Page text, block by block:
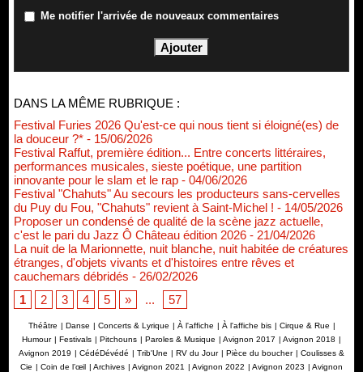
Me notifier l'arrivée de nouveaux commentaires
DANS LA MÊME RUBRIQUE :
Festival Furies 2026 Qu'est-ce qui nous tient si éloigné(es) de
la douceur ?* - 15/06/2026
Festival Raffut, première édition... Entre concerts littéraires,
performances musicales, sieste poétique, une partition
innovante pour le slam et le rap - 04/06/2026
Festival "Chahuts" Au secours les producteurs sans-cervelles
du Puy du Fou, "Chahuts" revient à Saint-Michel ! - 14/05/2026
Proposer un condensé de qualité de la scène jazz actuelle,
c'est le pari du Jazz Ô Château édition 2026 - 21/04/2026
La nuit de la Marionnette, nuit blanche, nuit habitée de créatures
étranges, d'objets vivants et d'histoires entre rêves et
cauchemars débridés - 26/02/2026
1
2 3 4 5 » ... 57
Théâtre | Danse | Concerts & Lyrique | À l'affiche | À l'affiche bis | Cirque & Rue |
Humour | Festivals | Pitchouns | Paroles & Musique | Avignon 2017 | Avignon 2018 |
Avignon 2019 | CédéDévédé | Trib'Une | RV du Jour | Pièce du boucher | Coulisses &
Cie | Coin de l’œil | Archives | Avignon 2021 | Avignon 2022 | Avignon 2023 | Avignon